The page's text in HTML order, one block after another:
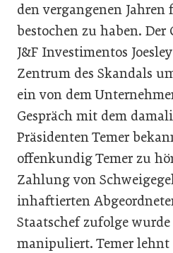
den vergangenen Jahren
bestochen zu haben. Der
J&F Investimentos
Zentrum des Skandals
ein von dem
Gespräch mit dem
Präsidenten Temer
offenkundig Temer zu
Zahlung von
inhaftierten
Staatschef zufolge
manipuliert. Temer